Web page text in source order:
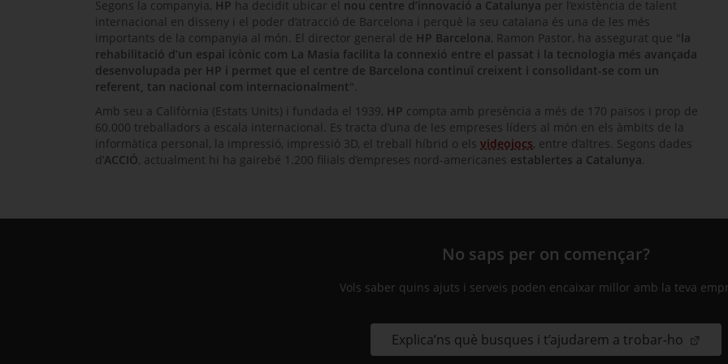
Segons la companyia, HP ha decidit ubicar el nou centre d’innovació a Catalunya per l’existència de talent
internacional en disseny i el poder d’atracció de Barcelona i perquè la seu catalana és una de les més
importants de la companyia al món. El director general de HP Barcelona, Ramon Pastor, ha assegurat que " la
rehabilitació d’un espai icònic com La Masia facilita la connexió entre el passat i la tecnologia més avançada
desenvolupada per HP i permet que el centre de Barcelona continuï creixent i consolidant-se com un
referent, tan nacional com internacionalment".
Amb seu a Califòrnia (Estats Units) i fundada el 1939, HP compta amb presència a més de 170 països i prop de
60.000 treballadors a escala internacional. Es tracta d’una de les empreses líders al món en els àmbits de la
informàtica personal, la impressió, impressió 3D, el treball híbrid o els videojocs, entre d’altres. Segons dades
d’ACCIÓ, actualment hi ha gairebé 1.200 filials d’empreses nord-americanes establertes a Catalunya.
No saps per on començar?
Vols saber quins ajuts i serveis poden encaixar millor amb la teva
Explica’ns què busques i t’ajudarem a trobar-ho